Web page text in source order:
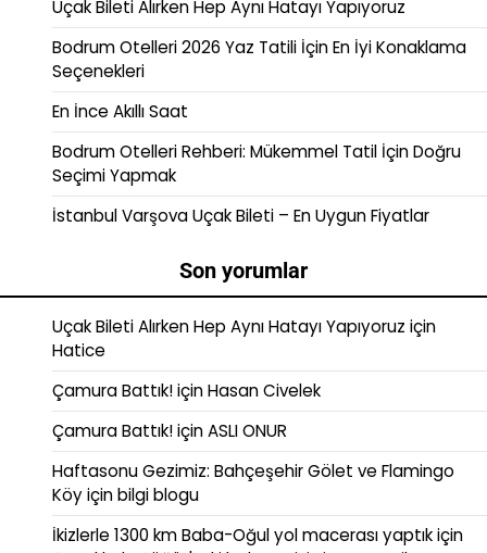
Uçak Bileti Alırken Hep Aynı Hatayı Yapıyoruz
Bodrum Otelleri 2026 Yaz Tatili İçin En İyi Konaklama
Seçenekleri
En İnce Akıllı Saat
Bodrum Otelleri Rehberi: Mükemmel Tatil İçin Doğru
Seçimi Yapmak
İstanbul Varşova Uçak Bileti – En Uygun Fiyatlar
Son yorumlar
Uçak Bileti Alırken Hep Aynı Hatayı Yapıyoruz için
Hatice
Çamura Battık!içinHasan Civelek
Çamura Battık!içinASLI ONUR
Haftasonu Gezimiz: Bahçeşehir Gölet ve Flamingo
Köyiçinbilgi blogu
İkizlerle 1300 km Baba-Oğul yol macerası yaptıkiçin